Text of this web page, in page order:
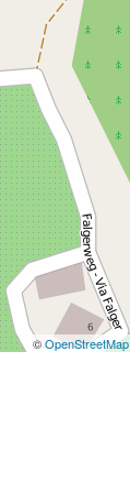
©OpenStreetMap